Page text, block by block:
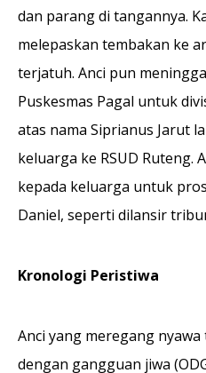
dan parang di tangannya.
melepaskan tembakan ke
terjatuh. Anci pun
Puskesmas Pagal untuk
atas nama Siprianus Jarut
keluarga ke RSUD Ruteng.
kepada keluarga untuk
Daniel, seperti dilansir
Kronologi Peristiwa
Anci yang meregang
dengan gangguan jiwa